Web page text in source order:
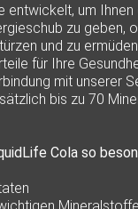
entwickelt, um Ihnen
zu geben,
und zu
für Ihre
mit unserer
bis zu 70
Cola so